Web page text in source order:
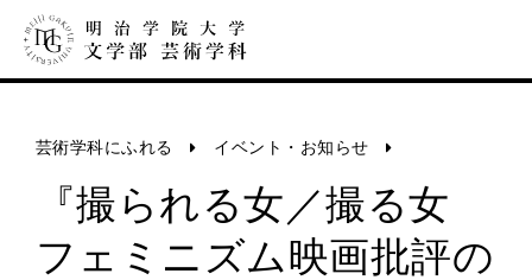
芸術学科にふれる イベント・お知らせ
『撮られる女／撮る女
フェミニズム映画批評の